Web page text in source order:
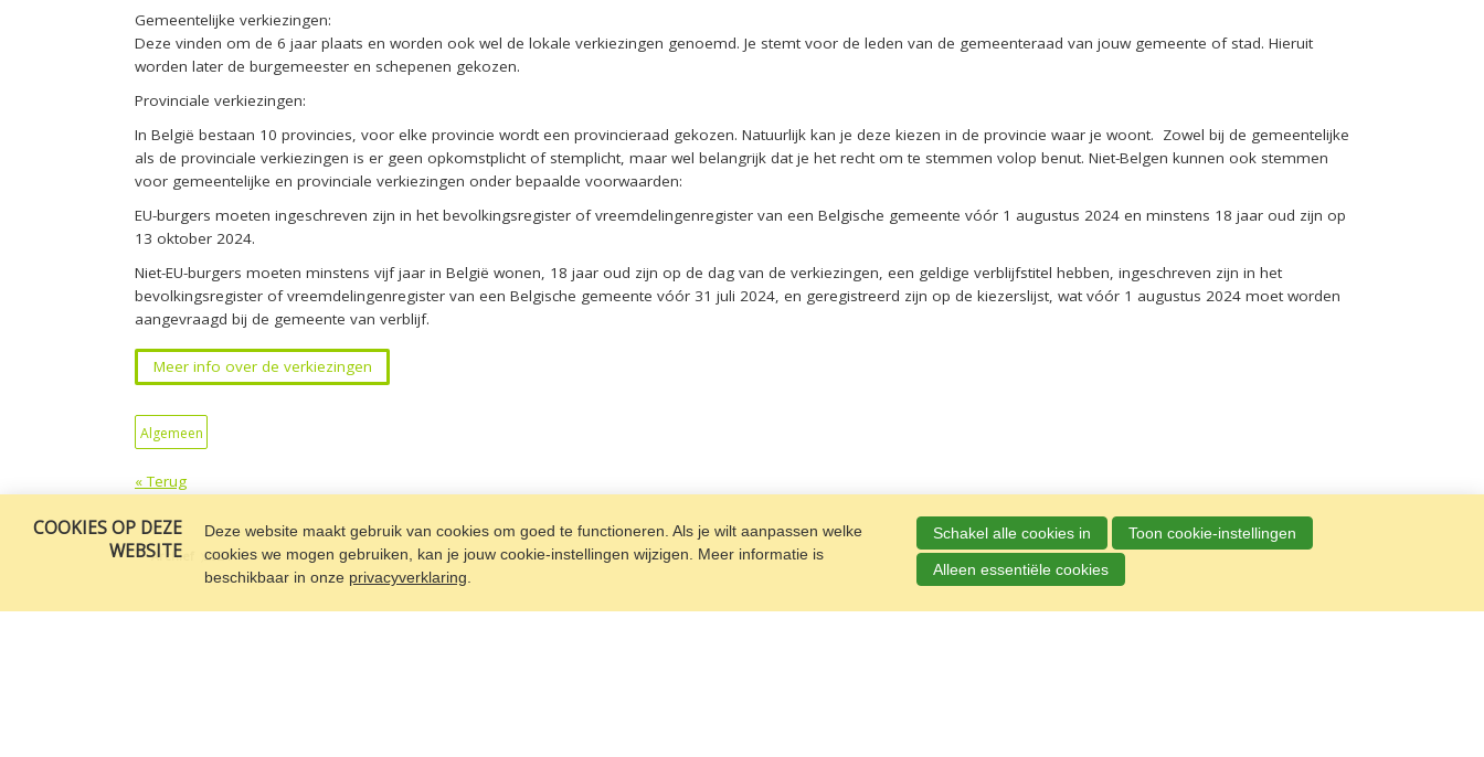
COOKIES OP DEZE
WEBSITE
Deze website maakt gebruik van cookies om goed te functioneren. Als je wilt aanpassen welke
cookies we mogen gebruiken, kan je jouw cookie-instellingen wijzigen. Meer informatie is
beschikbaar in onze privacyverklaring
Schakel alle cookies in Toon cookie-instellingen
Alleen essentiële cookies
Gemeentelijke verkiezingen:
Deze vinden om de 6 jaar plaats en worden ook wel de lokale verkiezingen genoemd. Je stemt voor de leden van de gemeenteraad van jouw gemeente of stad. Hieruit
worden later de burgemeester en schepenen gekozen.
Provinciale verkiezingen:
In België bestaan 10 provincies, voor elke provincie wordt een provincieraad gekozen. Natuurlijk kan je deze kiezen in de provincie waar je woont. Zowel bij de gemeentelijke
als de provinciale verkiezingen is er geen opkomstplicht of stemplicht, maar wel belangrijk dat je het recht om te stemmen volop benut. Niet-Belgen kunnen ook stemmen
voor gemeentelijke en provinciale verkiezingen onder bepaalde voorwaarden:
EU-burgers moeten ingeschreven zijn in het bevolkingsregister of vreemdelingenregister van een Belgische gemeente vóór 1 augustus 2024 en minstens 18 jaar oud zijn op
13 oktober 2024.
Niet-EU-burgers moeten minstens vijf jaar in België wonen, 18 jaar oud zijn op de dag van de verkiezingen, een geldige verblijfstitel hebben, ingeschreven zijn in het
bevolkingsregister of vreemdelingenregister van een Belgische gemeente vóór 31 juli 2024, en geregistreerd zijn op de kiezerslijst, wat vóór 1 augustus 2024 moet worden
aangevraagd bij de gemeente van verblijf.
Meer info over de verkiezingen
Algemeen
« Terug
Archief 2024